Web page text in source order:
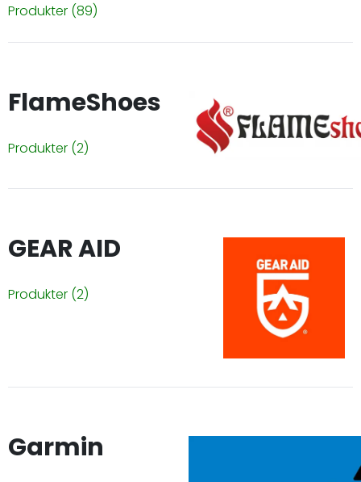
Produkter (89)
FlameShoes
Produkter (2)
GEAR AID
Produkter (2)
Garmin